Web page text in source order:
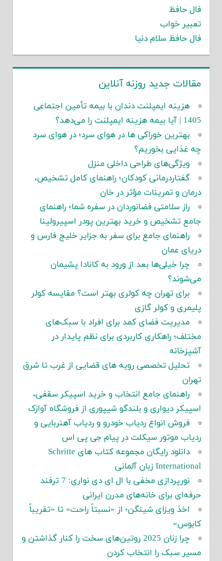
فال حافظ
تعبیر خواب
فال حافظ سلام دنیا
مقالات جدید روزنه آنلاین
هزینه ایمپلنت دندان با بیمه تأمین اجتماعی
1405 | آیا بیمه هزینه ایمپلنت را می‌دهد؟
بهترین خوراکی ها در هوای سرد؛ در هوای سرد
چه غذایی بخوریم؟
ویژگی‌های طراحی داخلی منزل
گفتاردرمانی کودکان؛ راهنمای کامل تشخیص،
درمان و تمرینات مؤثر در خان
راز سلامتی فضانوردان در سفره شما؛ راهنمای
جامع تشخیص و خرید بهترین پودر اسپیرولینا
راهنمای جامع برای سفر به جزایر خلیج فارس و
دریای عمان
چرا خیلی‌ها بعد از ورود به کانادا پشیمان
می‌شوند؟
برای تهران چه کولری بهتر است؟ مقایسه کولر
پلیمری و کولر گازی
مدیریت فضای کمد برای افراد با سبک‌های
مختلف؛ راهکاری کاربردی برای نظم پایدار در
آشپزخانه
تحلیل تخصصی رویه های قضایی از غرب تا شرق
تهران
راهنمای جامع انتخاب و خرید اسپیکر سقفی،
اسپیکر دیواری و بلندگو شیپوری از فروشگاه آوازک
فروش انواع ردیاب خودرو و ردیاب آهنربایی و
ردیاب موتور سیکلت در پیام جی پی اس
دانلود رایگان مجموعه کتاب های Schritte
International زبان آلمانی
نورپردازی مخفی با ال ای دی نواری: 7 ترفند
حرفه‌ای برای خانه‌های مدرن ایرانی
اخذ ویزای شینگن؛ از «نسبتاً راحت» تا «تقریباً
کابوس»
چرا زنان 2025 روتین‌های سخت را کنار گذاشتن و
مسیر سبک را انتخاب کردن